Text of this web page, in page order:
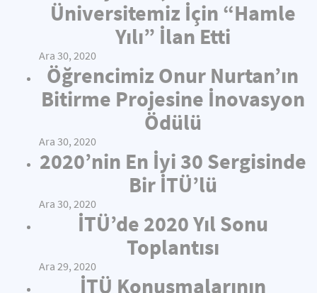
Üniversitemiz İçin “Hamle
Yılı” İlan Etti
Ara 30, 2020
Öğrencimiz Onur Nurtan’ın
Bitirme Projesine İnovasyon
Ödülü
Ara 30, 2020
2020’nin En İyi 30 Sergisinde
Bir İTÜ’lü
Ara 30, 2020
İTÜ’de 2020 Yıl Sonu
Toplantısı
Ara 29, 2020
İTÜ Konuşmalarının